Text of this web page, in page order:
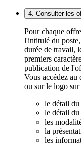
4. Consulter les
Pour chaque
l'intitulé du
durée de travail,
premiers
publication de
Vous accédez
ou sur le logo
le détail du
le détail
les
la
les